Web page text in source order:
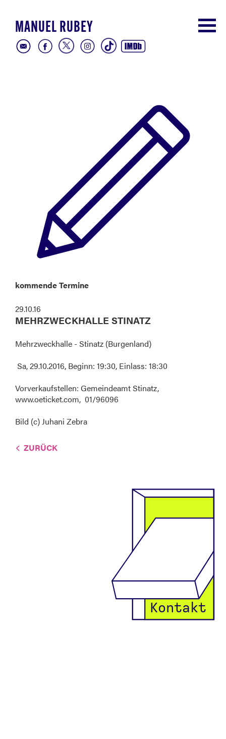
MANUEL RUBEY
kommende Termine
29.10.16
MEHRZWECKHALLE STINATZ
Mehrzweckhalle - Stinatz (Burgenland)
Sa, 29.10.2016, Beginn: 19:30, Einlass: 18:30
Vorverkaufstellen: Gemeindeamt Stinatz,
www.oeticket.com, 01/96096
Bild (c) Juhani Zebra
ZURÜCK
Kontakt